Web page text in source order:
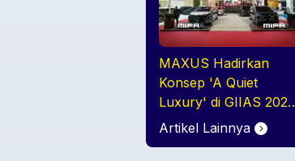
MAXUS Hadirkan
Konsep 'A Quiet
Luxury' di GIIAS 2026
melalui Jajaran
Premium Electric MPV
Artikel Lainnya